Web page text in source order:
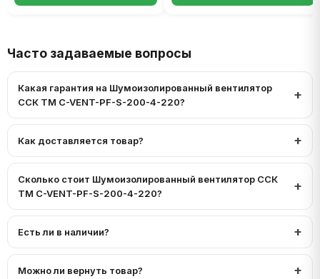
Часто задаваемые вопросы
Какая гарантия на Шумоизолированный вентилятор
ССК ТМ C-VENT-PF-S-200-4-220?
Как доставляется товар?
Сколько стоит Шумоизолированный вентилятор ССК
ТМ C-VENT-PF-S-200-4-220?
Есть ли в наличии?
Можно ли вернуть товар?